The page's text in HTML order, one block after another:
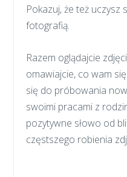
Pokazuj, że też uczysz
fotografią.
Razem oglądajcie
omawiajcie, co wam
się do próbowania
swoimi pracami z
pozytywne słowo od
częstszego robienia